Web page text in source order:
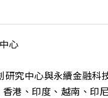
心
究中心與永續金融
港、印度、越南、印